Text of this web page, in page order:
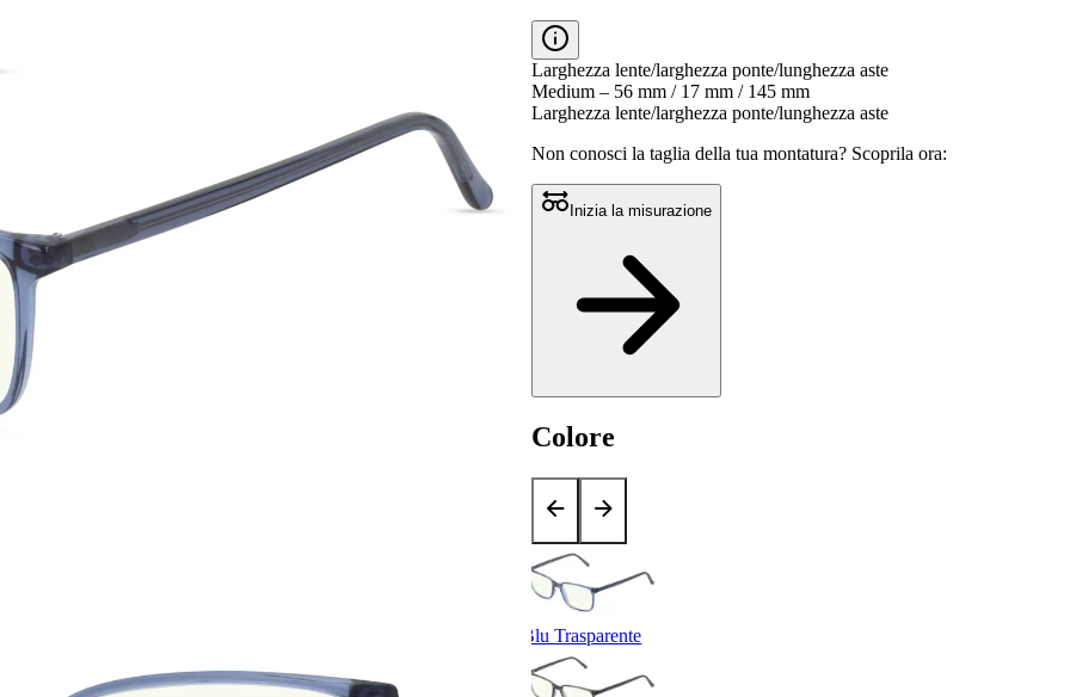
0.0
su
5.
Leggi
0
recensioni
link
alla
pagina.
Larghezza lente/larghezza ponte/lunghezza aste
Medium – 56 mm / 17 mm / 145 mm
Larghezza lente/larghezza ponte/lunghezza aste
Non conosci la taglia della tua montatura? Scoprila ora:
Inizia la misurazione
Colore
Blu Trasparente